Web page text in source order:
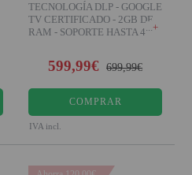
TECNOLOGÍA DLP - GOOGLE
TV CERTIFICADO - 2GB DE
RAM - SOPORTE HASTA 4K+
599,99€ 699,99€
COMPRAR
IVA incl.